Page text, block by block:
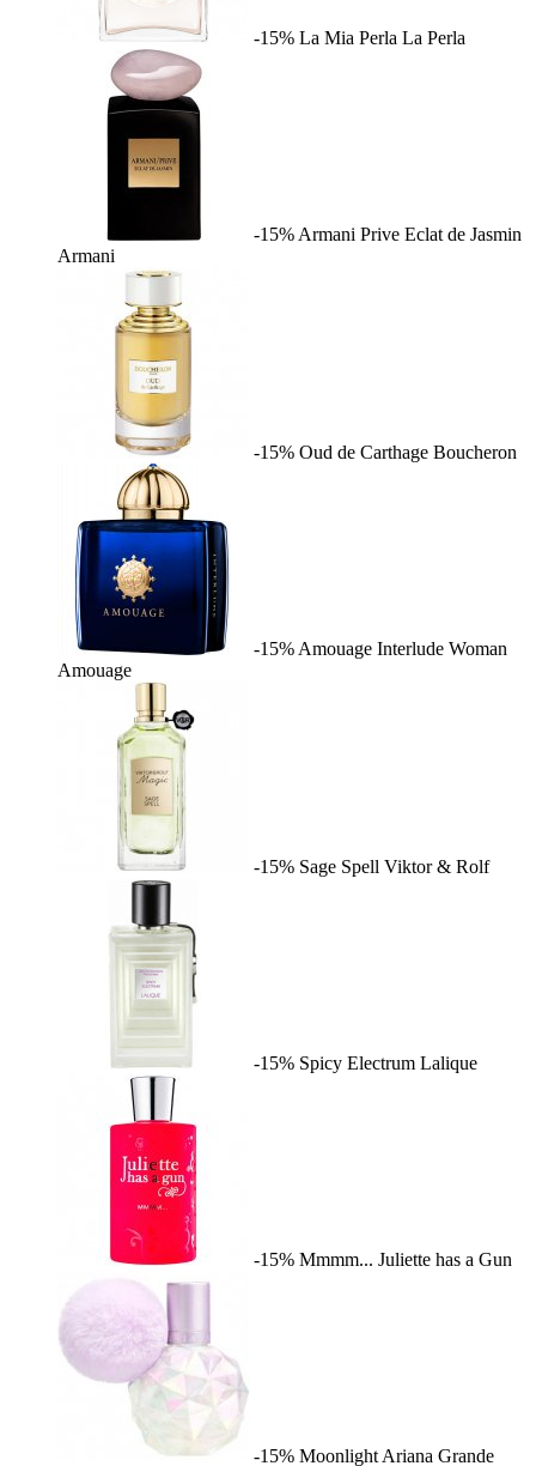
-15% La Mia Perla La Perla
-15% Armani Prive Eclat de Jasmin
Armani
-15% Oud de Carthage Boucheron
-15% Amouage Interlude Woman
Amouage
-15% Sage Spell Viktor & Rolf
-15% Spicy Electrum Lalique
-15% Mmmm... Juliette has a Gun
-15% Moonlight Ariana Grande